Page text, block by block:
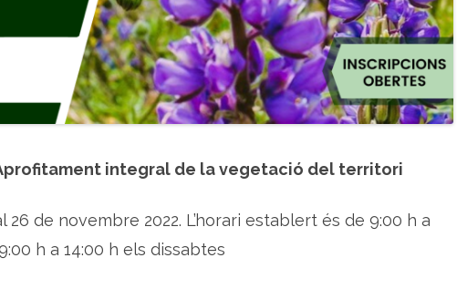
a
d
a
a
l
’
e
s
c
o
a
g
r
i
a
d
integral de la vegetació del territori
26 de novembre 2022. L’horari establert és de 9:00 h a
h a 14:00 h els dissabtes